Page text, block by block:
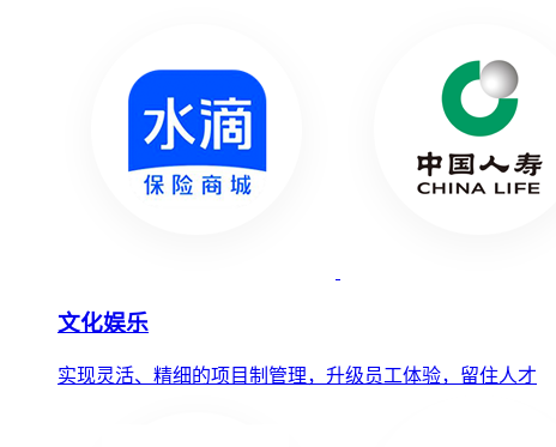
文化娱乐
实现灵活、精细的项目制管理，升级员工体验，留住人才